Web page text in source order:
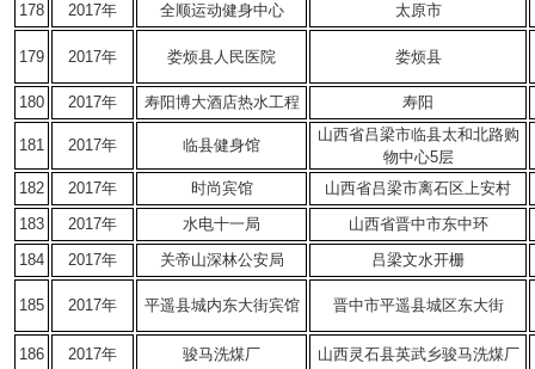
178 2017年 全顺运动健身中心 太原市
179 2017年 娄烦县人民医院 娄烦县
180 2017年 寿阳博大酒店热水工程 寿阳
181 2017年 临县健身馆
山西省吕梁市临县太和北路购
物中心5层
182
2017年 时尚宾馆
山西省吕梁市离石区上安村
183
2017年 水电十一局
山西省晋中市东中环
184
2017年 关帝山深林公安局 吕梁文水开栅
185 2017年 平遥县城内东大街宾馆 晋中市平遥县城区东大街
186 2017年 骏马洗煤厂 山西灵石县英武乡骏马洗煤厂